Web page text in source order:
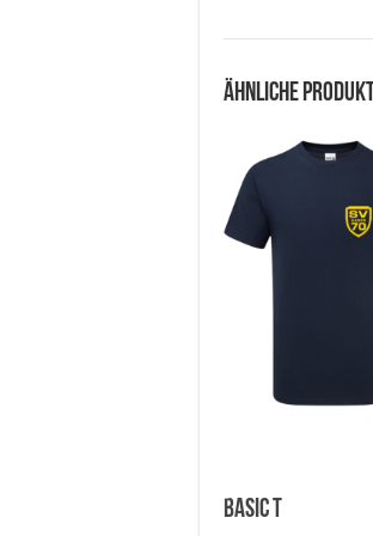
Ähnliche
Basic T